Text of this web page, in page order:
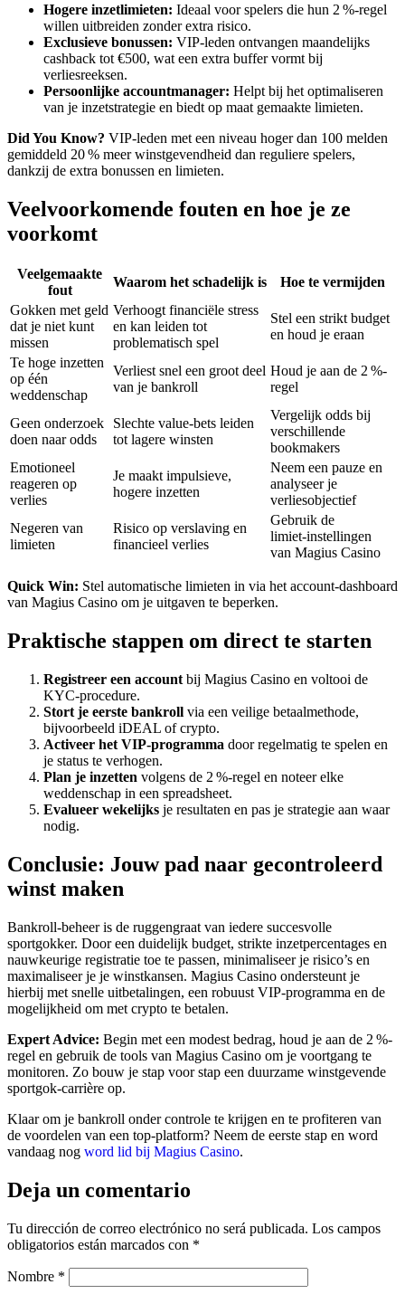
Hogere inzetlimieten: Ideaal voor spelers die hun 2 %-regel
willen uitbreiden zonder extra risico.
Exclusieve bonussen: VIP‑leden ontvangen maandelijks
cashback tot €500, wat een extra buffer vormt bij
verliesreeksen.
Persoonlijke accountmanager: Helpt bij het optimaliseren
van je inzetstrategie en biedt op maat gemaakte limieten.
Did You Know? VIP‑leden met een niveau hoger dan 100 melden
gemiddeld 20 % meer winstgevendheid dan reguliere spelers,
dankzij de extra bonussen en limieten.
Veelvoorkomende fouten en hoe je ze
voorkomt
Veelgemaakte
fout
Waarom het schadelijk is
Hoe te vermijden
Gokken met geld
dat je niet kunt
missen
Verhoogt financiële stress
en kan leiden tot
problematisch spel
Stel een strikt budget
en houd je eraan
Te hoge inzetten
op één
weddenschap
Verliest snel een groot deel
van je bankroll
Houd je aan de 2 %-
regel
Geen onderzoek
doen naar odds
Slechte value‑bets leiden
tot lagere winsten
Vergelijk odds bij
verschillende
bookmakers
Emotioneel
reageren op
verlies
Je maakt impulsieve,
hogere inzetten
Neem een pauze en
analyseer je
verliesobjectief
Negeren van
limieten
Risico op verslaving en
financieel verlies
Gebruik de
limiet‑instellingen
van Magius Casino
Quick Win: Stel automatische limieten in via het account‑dashboard
van Magius Casino om je uitgaven te beperken.
Praktische stappen om direct te starten
Registreer een account bij Magius Casino en voltooi de
KYC‑procedure.
Stort je eerste bankroll via een veilige betaalmethode,
bijvoorbeeld iDEAL of crypto.
Activeer het VIP‑programma door regelmatig te spelen en
je status te verhogen.
Plan je inzetten volgens de 2 %-regel en noteer elke
weddenschap in een spreadsheet.
Evalueer wekelijks je resultaten en pas je strategie aan waar
nodig.
Conclusie: Jouw pad naar gecontroleerd
winst maken
Bankroll‑beheer is de ruggengraat van iedere succesvolle
sportgokker. Door een duidelijk budget, strikte inzetpercentages en
nauwkeurige registratie toe te passen, minimaliseer je risico’s en
maximaliseer je je winstkansen. Magius Casino ondersteunt je
hierbij met snelle uitbetalingen, een robuust VIP‑programma en de
mogelijkheid om met crypto te betalen.
Expert Advice: Begin met een modest bedrag, houd je aan de 2 %-
regel en gebruik de tools van Magius Casino om je voortgang te
monitoren. Zo bouw je stap voor stap een duurzame winstgevende
sportgok‑carrière op.
Klaar om je bankroll onder controle te krijgen en te profiteren van
de voordelen van een top‑platform? Neem de eerste stap en word
vandaag nog word lid bij Magius Casino.
Deja un comentario
Tu dirección de correo electrónico no será publicada. Los campos
obligatorios están marcados con *
Nombre *